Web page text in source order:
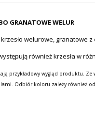
GRANATOWE WELUR
welurowe, granatowe z
również krzesła w
przykładowy wygląd produktu.
Odbiór koloru zależy również